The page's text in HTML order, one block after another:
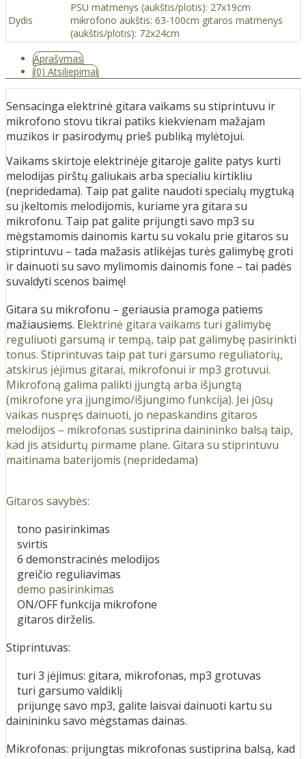
Dydis
PSU matmenys (aukštis/plotis): 27x19cm
mikrofono aukštis: 63-100cm gitaros matmenys
(aukštis/plotis): 72x24cm
Aprašymas
(0) Atsiliepimai
Sensacinga elektrinė gitara vaikams su stiprintuvu ir
mikrofono stovu tikrai patiks kiekvienam mažajam
muzikos ir pasirodymų prieš publiką mylėtojui.
Vaikams skirtoje elektrinėje gitaroje galite patys kurti
melodijas pirštų galiukais arba specialiu kirtikliu
(nepridedama). Taip pat galite naudoti specialų mygtuką
su įkeltomis melodijomis, kuriame yra gitara su
mikrofonu. Taip pat galite prijungti savo mp3 su
mėgstamomis dainomis kartu su vokalu prie gitaros su
stiprintuvu – tada mažasis atlikėjas turės galimybę groti
ir dainuoti su savo mylimomis dainomis fone – tai padės
suvaldyti scenos baimę!
Gitara su mikrofonu – geriausia pramoga patiems
mažiausiems. Elektrinė gitara vaikams turi galimybę
reguliuoti garsumą ir tempą, taip pat galimybę pasirinkti
tonus. Stiprintuvas taip pat turi garsumo reguliatorių,
atskirus įėjimus gitarai, mikrofonui ir mp3 grotuvui.
Mikrofoną galima palikti įjungtą arba išjungtą
(mikrofone yra įjungimo/išjungimo funkcija). Jei jūsų
vaikas nuspręs dainuoti, jo nepaskandins gitaros
melodijos – mikrofonas sustiprina dainininko balsą taip,
kad jis atsidurtų pirmame plane. Gitara su stiprintuvu
maitinama baterijomis (nepridedama)
Gitaros savybės:
tono pasirinkimas
svirtis
6 demonstracinės melodijos
greičio reguliavimas
demo pasirinkimas
ON/OFF funkcija mikrofone
gitaros dirželis.
Stiprintuvas:
turi 3 įėjimus: gitara, mikrofonas, mp3 grotuvas
turi garsumo valdiklį
prijungę savo mp3, galite laisvai dainuoti kartu su
dainininku savo mėgstamas dainas.
Mikrofonas: prijungtas mikrofonas sustiprina balsą, kad